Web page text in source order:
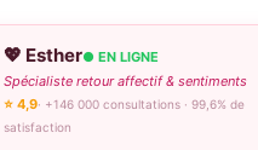
💖 Esther● EN LIGNE
Spécialiste retour affectif & sentiments
⭐ 4,9· +146 000 consultations · 99,6% de
satisfaction